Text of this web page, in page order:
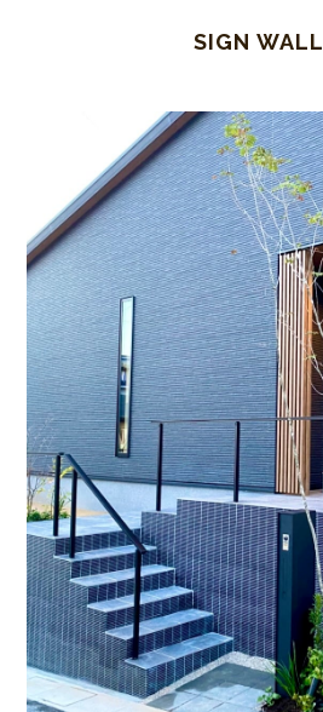
SIGN WALL